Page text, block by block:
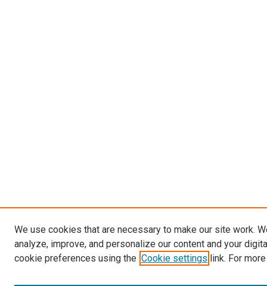
We use cookies that are necessary to make our site work.
analyze, improve, and personalize our content and your
cookie preferences using the Cookie settings link. For